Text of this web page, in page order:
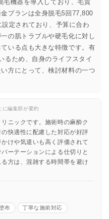
毛機器を導入しており、毛質
プランは全身脱毛5回77,800
定されており、予算に合わ
の肌トラブルや硬毛化に対し
いる点も大きな特徴です。有
るため、自身のライフスタイ
方にとって、検討材料の一つ
編集部が要約
ニックです。施術時の麻酔ク
快適性に配慮した対応が好評
けや気遣いも高く評価されて
ーテーションによる仕切りと
方は、混雑する時間帯を避け
布 丁寧な施術対応